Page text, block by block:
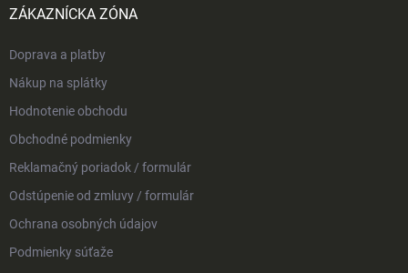
ZÁKAZNÍCKA ZÓNA
Doprava a platby
Nákup na splátky
Hodnotenie obchodu
Obchodné podmienky
Reklamačný poriadok / formulár
Odstúpenie od zmluvy / formulár
Ochrana osobných údajov
Podmienky súťaže